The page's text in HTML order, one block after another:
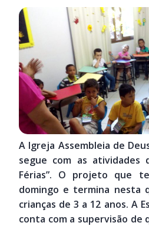
A Igreja Assembleia de
segue com as atividades
Férias”. O projeto que
domingo e termina nesta
crianças de 3 a 12 anos. A
conta com a supervisão de